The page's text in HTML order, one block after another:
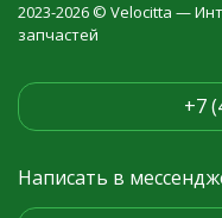
2023-2026 © Velocitta —
запчастей
+7
Написать в